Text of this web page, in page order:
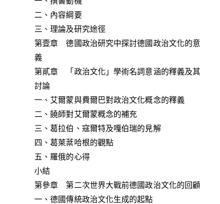
二、內容綱要
三、理論及研究途徑
第壹章 德國政治研究中探討德國政治文化的意
義
第貳章 「政治文化」學術名詞意涵的釋義及其
討論
一、艾爾蒙與費爾巴對政治文化概念的釋義
二、饒師對艾爾蒙概念的補充
三、葛拉伯、寇爾特及嘎伯瑞的見解
四、葛萊棻哈根的觀點
五、羅俄的心得
小結
第參章 第二次世界大戰前德國政治文化的回顧
一、德國傳統政治文化生成的起點